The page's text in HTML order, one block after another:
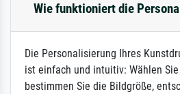
Wie funktioniert die
Die Personalisierung Ihres
ist einfach und intuitiv: Wählen
bestimmen Sie die Bildgröße,